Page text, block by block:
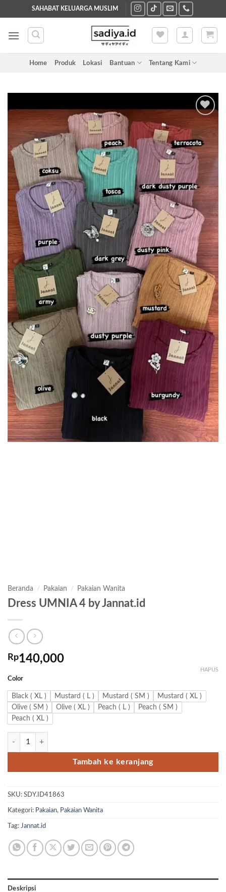
to
content
SAHABAT KELUARGA MUSLIM
Home Produk Lokasi Bantuan Tentang Kami
wishlist
Beranda / Pakaian / Pakaian Wanita
Dress UMNIA 4 by Jannat.id
Rp140,000
Color
Black ( XL ) Mustard ( L ) Mustard ( SM )
Mustard ( XL )
Olive ( SM )
Olive ( XL ) Peach ( L )
Peach ( SM )
Peach ( XL )
HAPUS
Kuantitas Dress UMNIA 4 by Jannat.id
Tambah ke keranjang
SKU: SDY.ID41863
Kategori: Pakaian, Pakaian Wanita
Tag: Jannat.id
Deskripsi